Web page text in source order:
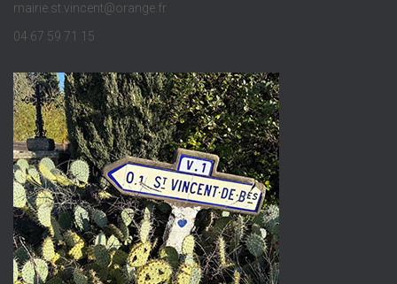
mairie.st.vincent@orange.fr
04 67 59 71 15